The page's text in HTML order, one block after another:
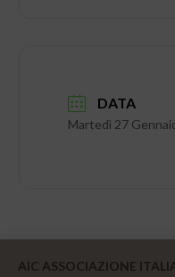
DATA
Martedì 27
AIC ASSOCIAZIONE